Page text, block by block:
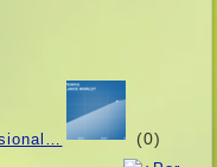
(0)